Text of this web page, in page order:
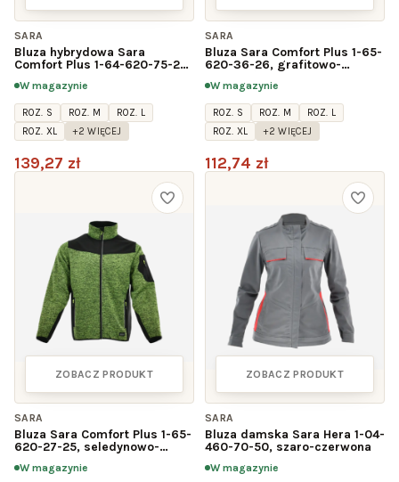
SARA
Bluza hybrydowa Sara
Comfort Plus 1-64-620-75-25,
W magazynie
ROZ. S ROZ. M
ROZ. L
ROZ. XL
+2 WIĘCEJ
139,27 zł
SARA
Bluza Sara Comfort Plus 1-65-
620-36-26, grafitowo-
W magazynie
ROZ. S ROZ. M
ROZ. L
ROZ. XL
+2 WIĘCEJ
112,74 zł
ZOBACZ PRODUKT
SARA
Bluza Sara Comfort Plus 1-65-
620-27-25, seledynowo-
W magazynie
ZOBACZ PRODUKT
SARA
Bluza damska Sara Hera 1-04-
460-70-50, szaro-czerwona
W magazynie